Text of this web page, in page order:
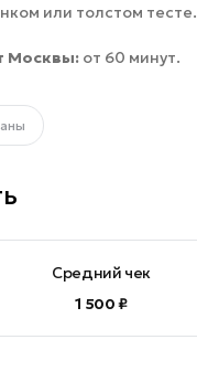
или толстом тесте.
Москвы: от 60 минут.
Средний чек
1 500 ₽